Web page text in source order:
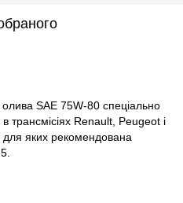
олива SAE 75W-80 спеціально
трансмісіях Renault, Peugeot і
для яких рекомендована